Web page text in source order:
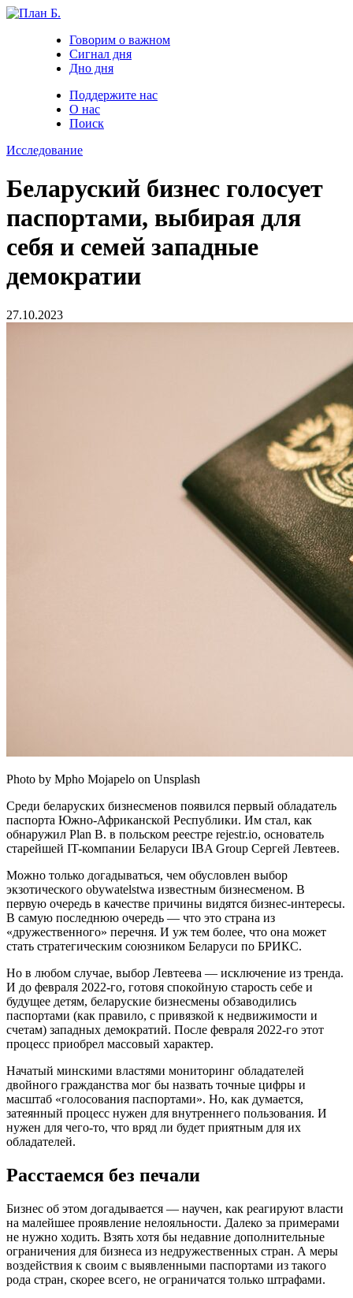
Говорим о важном
Сигнал дня
Дно дня
Поддержите нас
О нас
Поиск
Исследование
Беларуский бизнес голосует
паспортами, выбирая для
себя и семей западные
демократии
27.10.2023
Photo by Mpho Mojapelo on Unsplash
Среди беларуских бизнесменов появился первый обладатель
паспорта Южно-Африканской Республики. Им стал, как
обнаружил Plan B. в польском реестре rejestr.io, основатель
старейшей IT-компании Беларуси IBA Group Сергей Левтеев.
Можно только догадываться, чем обусловлен выбор
экзотического obywatelstwa известным бизнесменом. В
первую очередь в качестве причины видятся бизнес-интересы.
В самую последнюю очередь — что это страна из
«дружественного» перечня. И уж тем более, что она может
стать стратегическим союзником Беларуси по БРИКС.
Но в любом случае, выбор Левтеева — исключение из тренда.
И до февраля 2022-го, готовя спокойную старость себе и
будущее детям, беларуские бизнесмены обзаводились
паспортами (как правило, с привязкой к недвижимости и
счетам) западных демократий. После февраля 2022-го этот
процесс приобрел массовый характер.
Начатый минскими властями мониторинг обладателей
двойного гражданства мог бы назвать точные цифры и
масштаб «голосования паспортами». Но, как думается,
затеянный процесс нужен для внутреннего пользования. И
нужен для чего-то, что вряд ли будет приятным для их
обладателей.
Расстаемся без печали
Бизнес об этом догадывается — научен, как реагируют власти
на малейшее проявление нелояльности. Далеко за примерами
не нужно ходить. Взять хотя бы недавние дополнительные
ограничения для бизнеса из недружественных стран. А меры
воздействия к своим с выявленными паспортами из такого
рода стран, скорее всего, не ограничатся только штрафами.